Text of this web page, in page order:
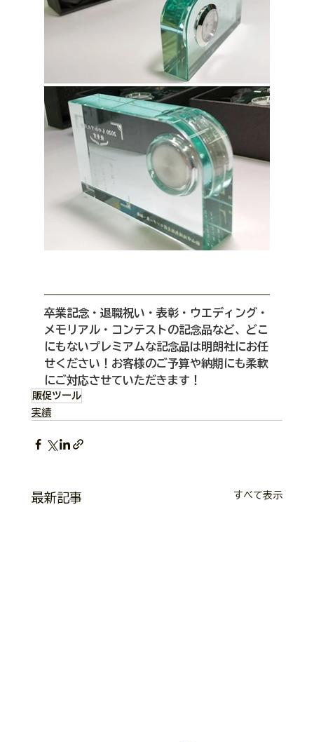
卒業記念・退職祝い・表彰・ウエディング・
メモリアル・コンテストの記念品など、どこ
にもないプレミアムな記念品は明朗社にお任
せください！お客様のご予算や納期にも柔軟
にご対応させていただきます！
販促ツール
実績
最新記事 すべて表示